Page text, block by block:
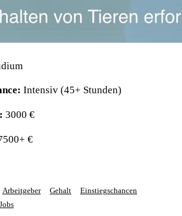
Intensiv (45+ Stunden)
3000 €
€
Arbeitgeber Gehalt
Einstiegschancen
Jobs